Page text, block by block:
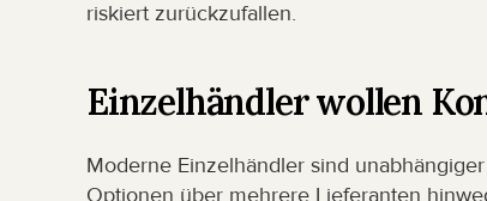
riskiert zurückzufallen.
Einzelhändler wollen
Moderne Einzelhändler sind
Optionen über mehrere Lieferanten